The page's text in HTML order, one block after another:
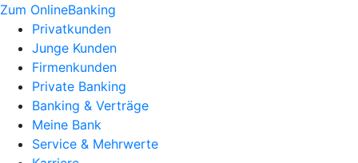
Zum OnlineBanking
Privatkunden
Junge Kunden
Firmenkunden
Private Banking
Banking & Verträge
Meine Bank
Service & Mehrwerte